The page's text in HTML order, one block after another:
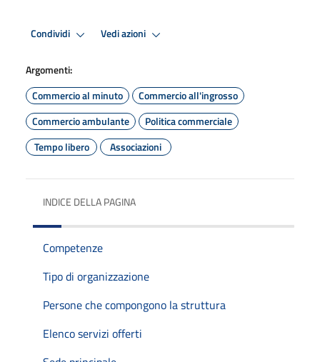
Condividi Vedi azioni
Argomenti:
Commercio al minuto
Commercio all'ingrosso
Commercio ambulante
Politica commerciale
Tempo libero
Associazioni
INDICE DELLA PAGINA
Competenze
Tipo di organizzazione
Persone che compongono la struttura
Elenco servizi offerti